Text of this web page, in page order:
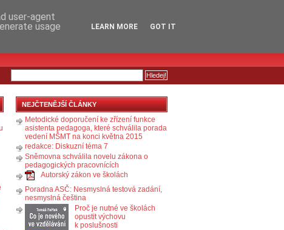
NEJČTENĚJŠÍ ČLÁNKY
Metodické doporučení ke zřízení funkce
asistenta pedagoga, které schválila porada
vedení MŠMT na konci května 2015
redakce: Diskuzní téma 7
Sněmovna schválila novelu zákona o
pedagogických pracovnících
Autorský zákon ve školách
Poradna ASČ: Nesmyslná testová zadání,
nesmyslná čeština
Proč je nutné ve školách
opustit výchovu
k poslušnosti
user-agent
usage
LEARN MORE GOT IT